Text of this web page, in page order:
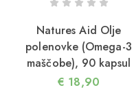
Natures Aid Olje
polenovke (Omega-3
maščobe), 90 kapsul
€ 18,90